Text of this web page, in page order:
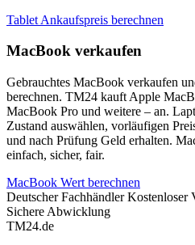
Tablet Ankaufspreis berechnen
MacBook verkaufen
Gebrauchtes MacBook verkaufen
berechnen. TM24 kauft Apple
MacBook Pro und weitere – an.
Zustand auswählen, vorläufigen
und nach Prüfung Geld erhalten.
einfach, sicher, fair.
MacBook Wert berechnen
Deutscher Fachhändler Kostenloser
Sichere Abwicklung
TM24.de